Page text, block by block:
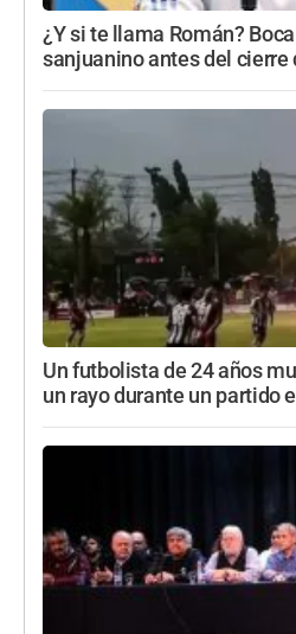
¿Y si te llama Román?
sanjuanino antes del cierre
Un futbolista de 24 años
un rayo durante un partido